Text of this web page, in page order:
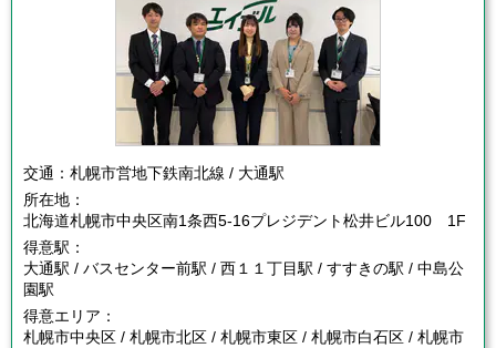
交通： 札幌市営地下鉄南北線 / 大通駅
所在地：
北海道札幌市中央区南1条西5-16プレジデント松井ビル100 1F
得意駅：
大通駅 / バスセンター前駅 / 西１１丁目駅 / すすきの駅 / 中島公
園駅
得意エリア：
札幌市中央区 / 札幌市北区 / 札幌市東区 / 札幌市白石区 / 札幌市